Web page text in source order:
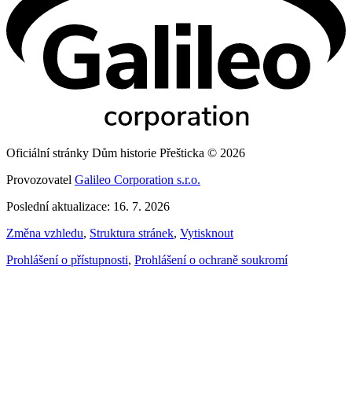
Oficiální stránky Dům historie Přešticka © 2026
Provozovatel Galileo Corporation s.r.o.
Poslední aktualizace: 16. 7. 2026
Změna vzhledu, Struktura stránek, Vytisknout
Prohlášení o přístupnosti, Prohlášení o ochraně soukromí